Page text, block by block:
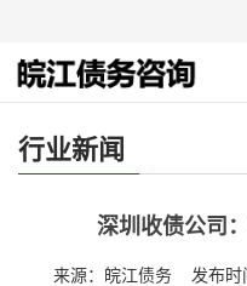
行业新闻
深圳收债公司
来源：皖江债务 发布时